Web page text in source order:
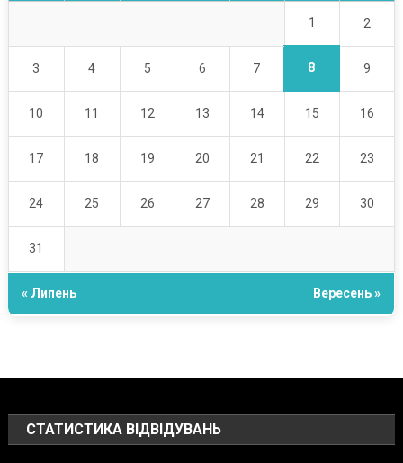
1 2
3 4 5 6 7 8 9
10 11 12 13 14 15 16
17 18 19 20 21 22 23
24 25 26 27 28 29 30
31
« Липень Вересень »
СТАТИСТИКА ВІДВІДУВАНЬ